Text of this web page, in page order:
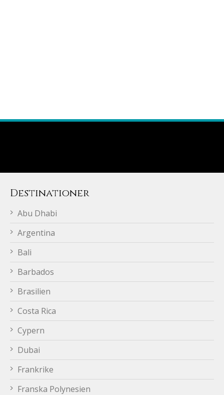
Destinationer
Abu Dhabi
Argentina
Bali
Barbados
Brasilien
Costa Rica
Cypern
Dubai
Frankrike
Franska Polynesien